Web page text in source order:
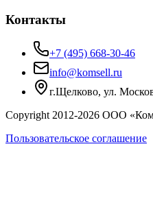
Контакты
+7 (495) 668-30-46
info@komsell.ru
г.Щелково, ул.
Copyright 2012-2026 ООО
Пользовательское соглашение